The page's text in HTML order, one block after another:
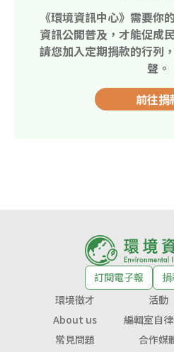
《環境資訊中心》需要你
資訊公開普及，才能促成
請您加入定期捐款的行列
聲。
前往捐
訂閱電子報
環境徵才
活動
About us
編輯室自
常見問題
合作媒